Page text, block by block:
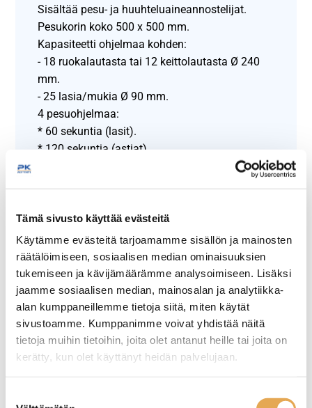
Tämä sivusto käyttää evästeitä
Käytämme evästeitä tarjoamamme sisällön ja mainosten
räätälöimiseen, sosiaalisen median ominaisuuksien
tukemiseen ja kävijämäärämme analysoimiseen. Lisäksi
jaamme sosiaalisen median, mainosalan ja analytiikka-
alan kumppaneillemme tietoja siitä, miten käytät
sivustoamme. Kumppanimme voivat yhdistää näitä
tietoja muihin tietoihin, joita olet antanut heille tai joita on
kerätty, kun olet käyttänyt heidän palvelujaan.
Sisältää pesu- ja huuhteluaineannostelijat.
Pesukorin koko 500 x 500 mm.
Kapasiteetti ohjelmaa kohden:
- 18 ruokalautasta tai 12 keittolautasta Ø 240
mm.
- 25 lasia/mukia Ø 90 mm.
4 pesuohjelmaa:
* 60 sekuntia (lasit).
* 120 sekuntia (astiat).
kammion puhdistusohjelma.
Maksimi syöttökorkeus 405 mm.
Veden- ja sähkönkulutus per pesukerta: vesi 1,3
litraa, sähkö 0,09 kWh.
Poistopumpun suurin nostokorkeus 800 mm.
Käynnistysaika (täyttö ja lämmitys): 18
minuuttia, kun tuloveden lämpötila on 55°C.
Astianpesukone siirtyy automaattisesti
energiansäästötilaan, jos astianpesukonetta ei
ole käytetty 20 minuuttiin.